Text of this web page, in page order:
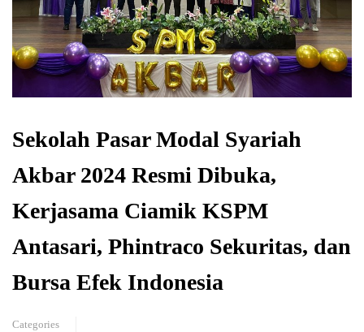
Sekolah Pasar Modal Syariah
Akbar 2024 Resmi Dibuka,
Kerjasama Ciamik KSPM
Antasari, Phintraco Sekuritas, dan
Bursa Efek Indonesia
Categories